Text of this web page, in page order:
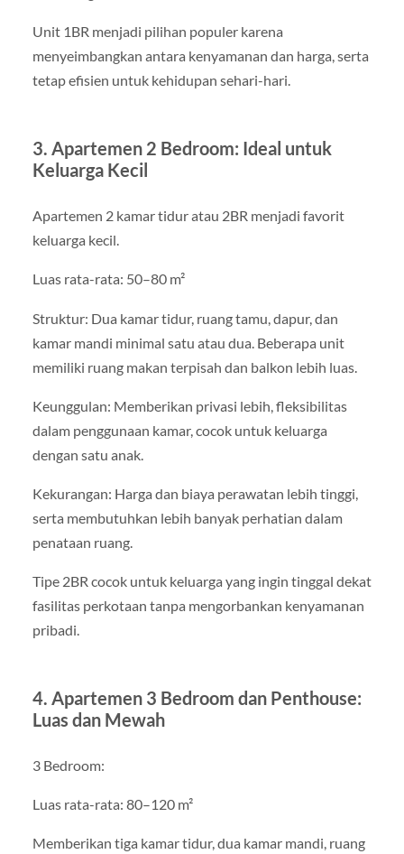
Unit 1BR menjadi pilihan populer karena
menyeimbangkan antara kenyamanan dan harga, serta
tetap efisien untuk kehidupan sehari-hari.
3. Apartemen 2 Bedroom: Ideal untuk
Keluarga Kecil
Apartemen 2 kamar tidur atau 2BR menjadi favorit
keluarga kecil.
Luas rata-rata: 50–80 m²
Struktur: Dua kamar tidur, ruang tamu, dapur, dan
kamar mandi minimal satu atau dua. Beberapa unit
memiliki ruang makan terpisah dan balkon lebih luas.
Keunggulan: Memberikan privasi lebih, fleksibilitas
dalam penggunaan kamar, cocok untuk keluarga
dengan satu anak.
Kekurangan: Harga dan biaya perawatan lebih tinggi,
serta membutuhkan lebih banyak perhatian dalam
penataan ruang.
Tipe 2BR cocok untuk keluarga yang ingin tinggal dekat
fasilitas perkotaan tanpa mengorbankan kenyamanan
pribadi.
4. Apartemen 3 Bedroom dan Penthouse:
Luas dan Mewah
3 Bedroom:
Luas rata-rata: 80–120 m²
Memberikan tiga kamar tidur, dua kamar mandi, ruang